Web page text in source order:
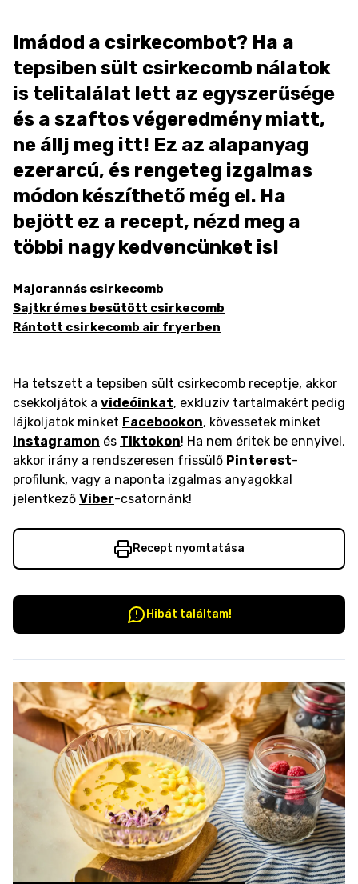
Imádod a csirkecombot? Ha a
tepsiben sült csirkecomb nálatok
is telitalálat lett az egyszerűsége
és a szaftos végeredmény miatt,
ne állj meg itt! Ez az alapanyag
ezerarcú, és rengeteg izgalmas
módon készíthető még el. Ha
bejött ez a recept, nézd meg a
többi nagy kedvencünket is!
Majorannás csirkecomb
Sajtkrémes besütött csirkecomb
Rántott csirkecomb air fryerben
Ha tetszett a tepsiben sült csirkecomb receptje, akkor
csekkoljátok a videóinkat, exkluzív tartalmakért pedig
lájkoljatok minket Facebookon, kövessetek minket
Instagramon és Tiktokon! Ha nem éritek be ennyivel,
akkor irány a rendszeresen frissülő Pinterest-
profilunk, vagy a naponta izgalmas anyagokkal
jelentkező Viber-csatornánk!
Recept nyomtatása
Hibát találtam!